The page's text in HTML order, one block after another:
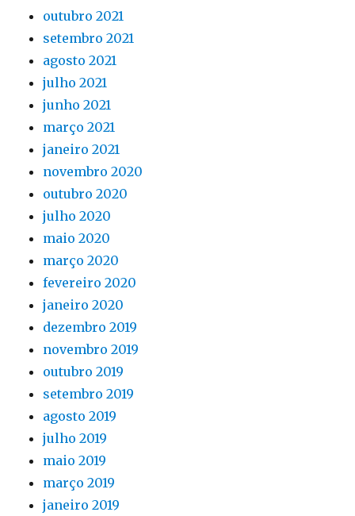
outubro 2021
setembro 2021
agosto 2021
julho 2021
junho 2021
março 2021
janeiro 2021
novembro 2020
outubro 2020
julho 2020
maio 2020
março 2020
fevereiro 2020
janeiro 2020
dezembro 2019
novembro 2019
outubro 2019
setembro 2019
agosto 2019
julho 2019
maio 2019
março 2019
janeiro 2019